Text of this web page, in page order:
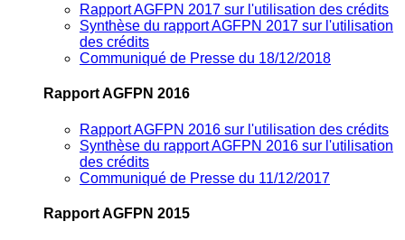
Rapport AGFPN 2017 sur l'utilisation des crédits
Synthèse du rapport AGFPN 2017 sur l'utilisation
des crédits
Communiqué de Presse du 18/12/2018
Rapport AGFPN 2016
Rapport AGFPN 2016 sur l'utilisation des crédits
Synthèse du rapport AGFPN 2016 sur l'utilisation
des crédits
Communiqué de Presse du 11/12/2017
Rapport AGFPN 2015